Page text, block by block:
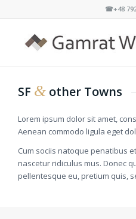
☎+48
SF & other Towns
Lorem ipsum dolor sit amet,
Aenean commodo ligula eget
Cum sociis natoque penatibus
nascetur ridiculus mus. Donec
pellentesque eu, pretium quis,